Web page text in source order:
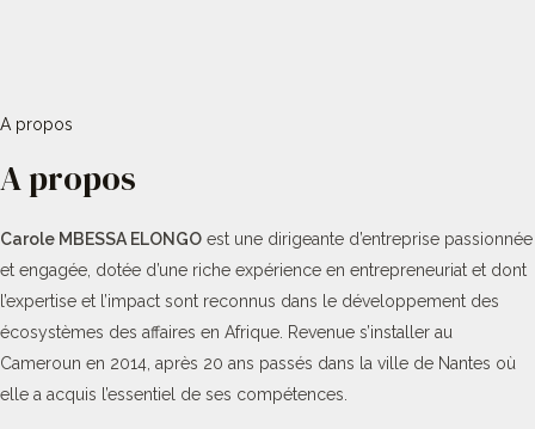
A propos
A propos
Carole MBESSA ELONGO est une dirigeante d’entreprise passionnée
et engagée, dotée d’une riche expérience en entrepreneuriat et dont
l’expertise et l’impact sont reconnus dans le développement des
écosystèmes des affaires en Afrique. Revenue s’installer au
Cameroun en 2014, après 20 ans passés dans la ville de Nantes où
elle a acquis l’essentiel de ses compétences.